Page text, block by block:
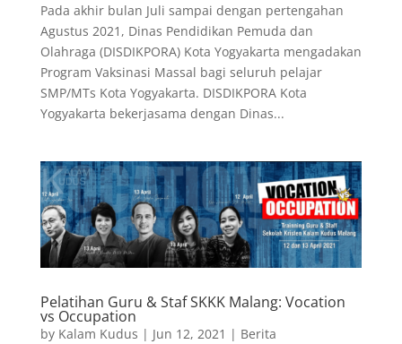
Pada akhir bulan Juli sampai dengan pertengahan
Agustus 2021, Dinas Pendidikan Pemuda dan
Olahraga (DISDIKPORA) Kota Yogyakarta mengadakan
Program Vaksinasi Massal bagi seluruh pelajar
SMP/MTs Kota Yogyakarta. DISDIKPORA Kota
Yogyakarta bekerjasama dengan Dinas...
Pelatihan Guru & Staf SKKK Malang: Vocation
vs Occupation
by Kalam Kudus | Jun 12, 2021 | Berita